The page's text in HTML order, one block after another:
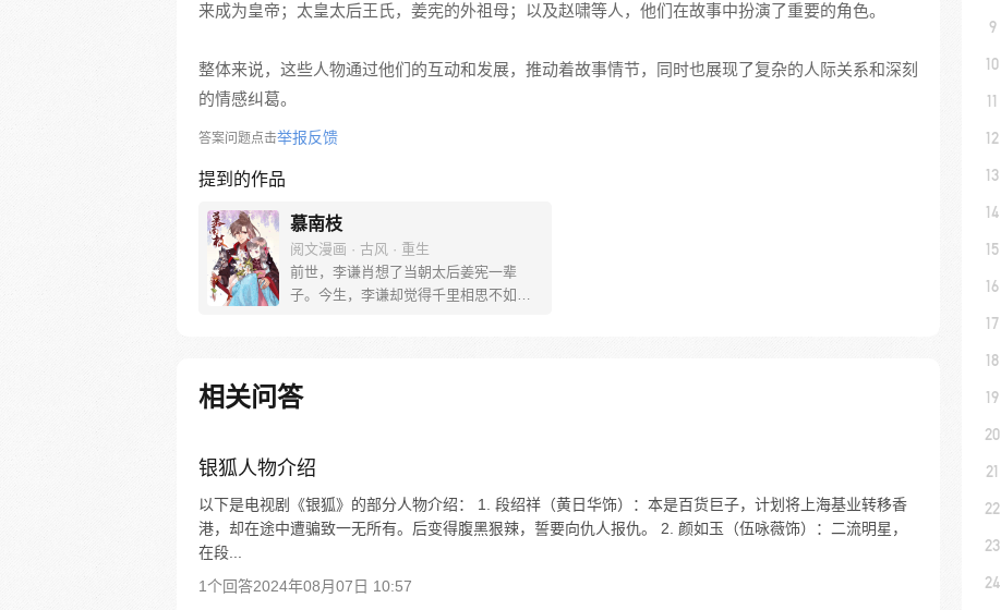
来成为皇帝；太皇太后王氏，姜宪的外祖母；以及赵啸等人，他们在故事中扮演了重要的角色。
整体来说，这些人物通过他们的互动和发展，推动着故事情节，同时也展现了复杂的人际关系和深刻
的情感纠葛。
答案问题点击举报反馈
提到的作品
慕南枝
阅文漫画 · 古风 · 重生
前世，李谦肖想了当朝太后姜宪一辈
子。今生，李谦却觉得千里相思不如软
相关问答
银狐人物介绍
以下是电视剧《银狐》的部分人物介绍： 1. 段绍祥（黄日华饰）：本是百货巨子，计划将上海基业转移香
港，却在途中遭骗致一无所有。后变得腹黑狠辣，誓要向仇人报仇。 2. 颜如玉（伍咏薇饰）：二流明星，
在段...
1个回答2024年08月07日 10:57
9
10
11
12
13
14
15
16
17
18
19
20
21
22
23
24